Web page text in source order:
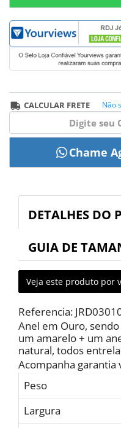
CALCULAR FRETE Não
DETALHES DO
GUIA DE
Veja este produto por
Referencia:
Anel em Ouro,
um amarelo + um
natural, todos
Acompanha garantia
Peso
Largura